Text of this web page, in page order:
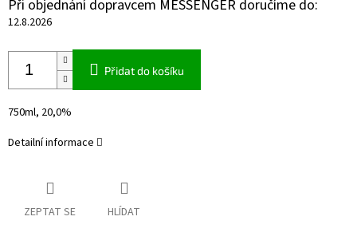
Při objednání dopravcem MESSENGER doručíme do:
12.8.2026
Přidat do košíku
750ml, 20,0%
Detailní informace
ZEPTAT SE HLÍDAT